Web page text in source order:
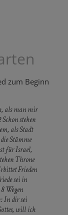
zum Beginn
als man mir
stehen
als Stadt
Stämme
für Israel,
Throne
Frieden
sei in
Wegen
In dir sei
will ich